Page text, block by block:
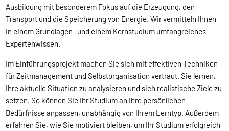
Ausbildung mit besonderem Fokus auf die Erzeugung, den
Transport und die Speicherung von Energie. Wir vermitteln Ihnen
in einem Grundlagen- und einem Kernstudium umfangreiches
Expertenwissen.
Im Einführungsprojekt machen Sie sich mit effektiven Techniken
für Zeitmanagement und Selbstorganisation vertraut. Sie lernen,
Ihre aktuelle Situation zu analysieren und sich realistische Ziele zu
setzen. So können Sie Ihr Studium an Ihre persönlichen
Bedürfnisse anpassen, unabhängig von Ihrem Lerntyp. Außerdem
erfahren Sie, wie Sie motiviert bleiben, um Ihr Studium erfolgreich